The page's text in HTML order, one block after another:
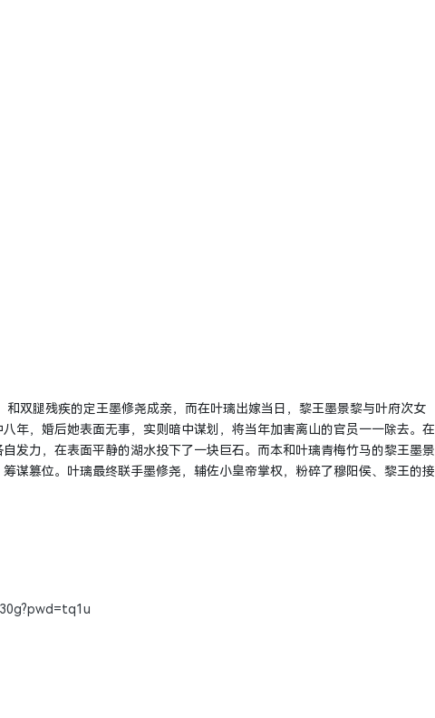
腿残疾的定王墨修尧成亲，而在叶璃出嫁当日，黎王墨景黎与叶府次女
年，婚后她表面无事，实则暗中谋划，将当年加害离山的官员一一除去。在
发力，在表面平静的湖水投下了一块巨石。而本和叶璃青梅竹马的黎王墨景
谋篡位。叶璃最终联手墨修尧，辅佐小皇帝掌权，粉碎了穆阳侯、黎王的接